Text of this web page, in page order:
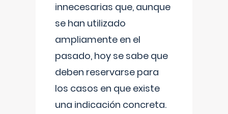
innecesarias que, aunque
se han utilizado
ampliamente en el
pasado, hoy se sabe que
deben reservarse para
los casos en que existe
una indicación concreta.